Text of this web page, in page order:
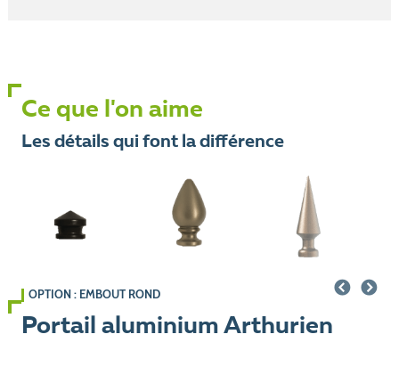
Ce que l'on aime
Les détails qui font la différence
OPTION : EMBOUT ROND
Portail aluminium Arthurien